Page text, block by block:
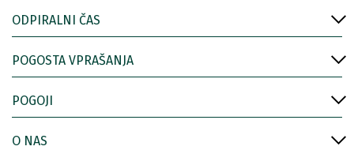
ODPIRALNI ČAS
POGOSTA VPRAŠANJA
POGOJI
O NAS